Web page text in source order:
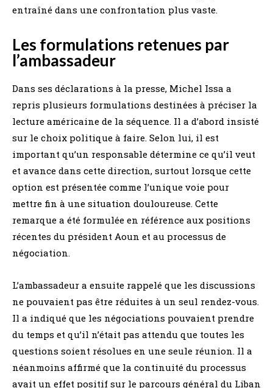
entraîné dans une confrontation plus vaste.
Les formulations retenues par
l’ambassadeur
Dans ses déclarations à la presse, Michel Issa a
repris plusieurs formulations destinées à préciser la
lecture américaine de la séquence. Il a d’abord insisté
sur le choix politique à faire. Selon lui, il est
important qu’un responsable détermine ce qu’il veut
et avance dans cette direction, surtout lorsque cette
option est présentée comme l’unique voie pour
mettre fin à une situation douloureuse. Cette
remarque a été formulée en référence aux positions
récentes du président Aoun et au processus de
négociation.
L’ambassadeur a ensuite rappelé que les discussions
ne pouvaient pas être réduites à un seul rendez-vous.
Il a indiqué que les négociations pouvaient prendre
du temps et qu’il n’était pas attendu que toutes les
questions soient résolues en une seule réunion. Il a
néanmoins affirmé que la continuité du processus
avait un effet positif sur le parcours général du Liban